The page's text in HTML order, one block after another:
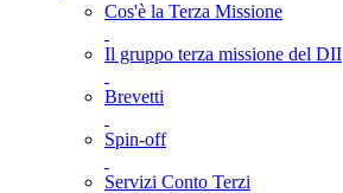
Cos'è la Terza Missione
Il gruppo terza missione del DII
Brevetti
Spin-off
Servizi Conto Terzi